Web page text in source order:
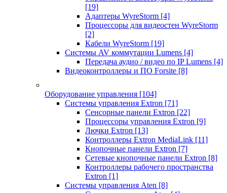
[19]
Адаптеры WyreStorm [4]
Процессоры для видеостен WyreStorm
[2]
Кабели WyreStorm [19]
Системы AV коммутации Lumens [4]
Передача аудио / видео по IP Lumens [4]
Видеоконтроллеры и ПО Forsite [8]
Оборудование управления [104]
Системы управления Extron [71]
Сенсорные панели Extron [22]
Процессоры управления Extron [9]
Лючки Extron [13]
Контроллеры Extron MediaLink [11]
Кнопочные панели Extron [7]
Сетевые кнопочные панели Extron [8]
Контроллеры рабочего пространства
Extron [1]
Системы управления Aten [8]